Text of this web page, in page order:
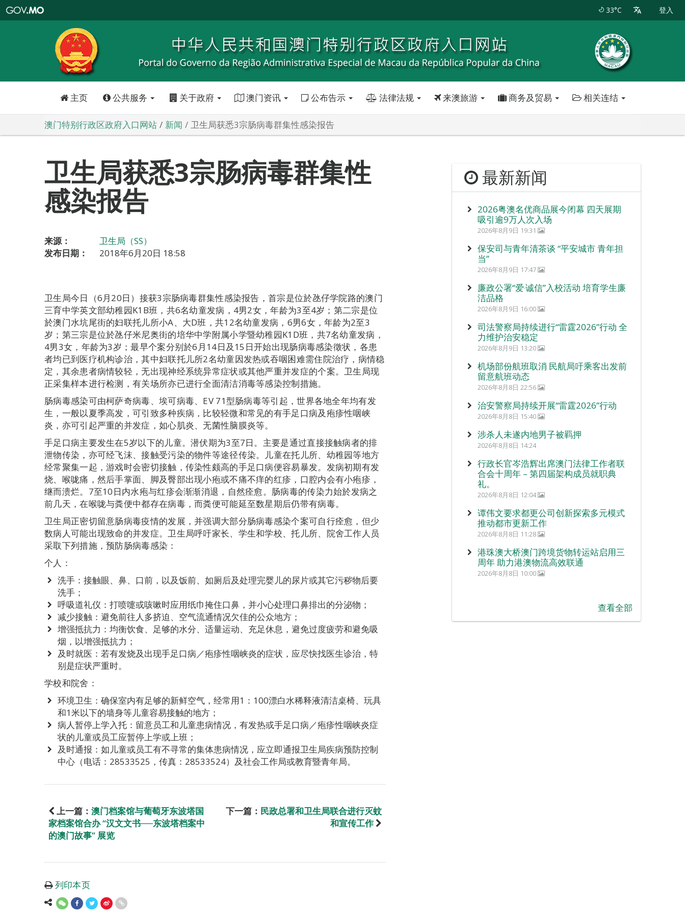
特
政
区
政
口
33°C 登入
主页 公共服务 关于政府 澳门资讯 公布告示 法律法规 来澳旅游 商务及贸易 相关连结
澳门特别行政区政府入口网站 新闻 卫生局获悉3宗肠病毒群集性感染报告
卫生局获悉3宗肠病毒群集性
感染报告
来源：
卫生局（SS）
发布日期：
2018年6月20日 18:58
卫生局今日（6月20日）接获3宗肠病毒群集性感染报告，首宗是位於氹仔学院路的澳门
三育中学英文部幼稚园K1B班，共6名幼童发病，4男2女，年龄为3至4岁；第二宗是位
於澳门水坑尾街的妇联托儿所小A、大D班，共12名幼童发病，6男6女，年龄为2至3
岁；第三宗是位於氹仔米尼奥街的培华中学附属小学暨幼稚园K1D班，共7名幼童发病，
4男3女，年龄为3岁；最早个案分别於6月14日及15日开始出现肠病毒感染徵状，各患
者均已到医疗机构诊治，其中妇联托儿所2名幼童因发热或吞咽困难需住院治疗，病情稳
定，其余患者病情较轻，无出现神经系统异常症状或其他严重并发症的个案。卫生局现
正采集样本进行检测，有关场所亦已进行全面清洁消毒等感染控制措施。
肠病毒感染可由柯萨奇病毒、埃可病毒、EV 71型肠病毒等引起，世界各地全年均有发
生，一般以夏季高发，可引致多种疾病，比较轻微和常见的有手足口病及疱疹性咽峡
炎，亦可引起严重的并发症，如心肌炎、无菌性脑膜炎等。
手足口病主要发生在5岁以下的儿童。潜伏期为3至7日。主要是通过直接接触病者的排
泄物传染，亦可经飞沫、接触受污染的物件等途径传染。儿童在托儿所、幼稚园等地方
经常聚集一起，游戏时会密切接触，传染性颇高的手足口病便容易暴发。发病初期有发
烧、喉咙痛，然后手掌面、脚及臀部出现小疱或不痛不痒的红疹，口腔内会有小疱疹，
继而溃烂。7至10日内水疱与红疹会渐渐消退，自然痊愈。肠病毒的传染力始於发病之
前几天，在喉咙与粪便中都存在病毒，而粪便可能延至数星期后仍带有病毒。
卫生局正密切留意肠病毒疫情的发展，并强调大部分肠病毒感染个案可自行痊愈，但少
数病人可能出现致命的并发症。卫生局呼吁家长、学生和学校、托儿所、院舍工作人员
采取下列措施，预防肠病毒感染：
个人：
洗手：接触眼、鼻、口前，以及饭前、如厕后及处理完婴儿的尿片或其它污秽物后要
洗手；
呼吸道礼仪：打喷嚏或咳嗽时应用纸巾掩住口鼻，并小心处理口鼻排出的分泌物；
减少接触：避免前往人多挤迫、空气流通情况欠佳的公众地方；
增强抵抗力：均衡饮食、足够的水分、适量运动、充足休息，避免过度疲劳和避免吸
烟，以增强抵抗力；
及时就医：若有发烧及出现手足口病／疱疹性咽峡炎的症状，应尽快找医生诊治，特
别是症状严重时。
学校和院舍：
环境卫生：确保室内有足够的新鲜空气，经常用1：100漂白水稀释液清洁桌椅、玩具
和1米以下的墙身等儿童容易接触的地方；
病人暂停上学入托：留意员工和儿童患病情况，有发热或手足口病／疱疹性咽峡炎症
状的儿童或员工应暂停上学或上班；
及时通报：如儿童或员工有不寻常的集体患病情况，应立即通报卫生局疾病预防控制
中心（电话：28533525，传真：28533524）及社会工作局或教育暨青年局。
上一篇： 澳门档案馆与葡萄牙东波塔国
家档案馆合办 “汉文文书──东波塔档案中
的澳门故事” 展览
下一篇： 民政总署和卫生局联合进行灭蚊
和宣传工作
列印本页
最新新闻
2026粤澳名优商品展今闭幕 四天展期
吸引逾9万人次入场
2026年8月9日 19:31
保安司与青年清茶谈 “平安城市 青年担
当”
2026年8月9日 17:47
廉政公署“爱‧诚信”入校活动 培育学生廉
洁品格
2026年8月9日 16:00
司法警察局持续进行“雷霆2026”行动 全
力维护治安稳定
2026年8月9日 13:20
机场部份航班取消 民航局吁乘客出发前
留意航班动态
2026年8月8日 22:56
治安警察局持续开展“雷霆2026”行动
2026年8月8日 15:40
涉杀人未遂内地男子被羁押
2026年8月8日 14:24
行政长官岑浩辉出席澳门法律工作者联
合会十周年 – 第四届架构成员就职典
礼。
2026年8月8日 12:04
谭伟文要求都更公司创新探索多元模式
推动都市更新工作
2026年8月8日 11:28
港珠澳大桥澳门跨境货物转运站启用三
周年 助力港澳物流高效联通
2026年8月8日 10:00
查看全部